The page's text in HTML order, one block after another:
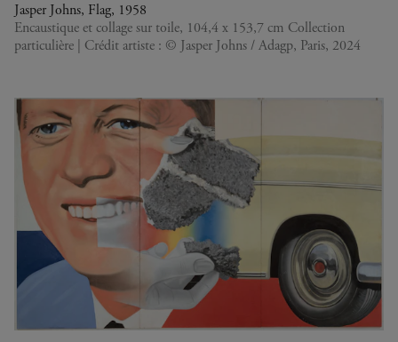
Jasper Johns, Flag, 1958
Encaustique et collage sur toile, 104,4 x 153,7 cm Collection
particulière | Crédit artiste : © Jasper Johns / Adagp, Paris, 2024